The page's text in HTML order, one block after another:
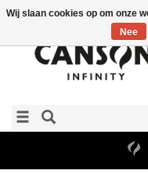
Wij slaan cookies op om onze
Nee